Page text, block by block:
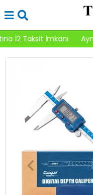
12 Taksit İmkanı Aynı